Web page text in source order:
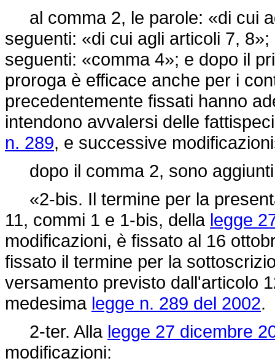
al comma 2, le parole: «di cui
seguenti: «di cui agli articoli 7,
seguenti: «comma 4»; e dopo il
proroga è efficace anche per i
precedentemente fissati hanno
intendono avvalersi delle
n. 289, e successive
dopo il comma 2, sono
«2-bis. Il termine per la
11, commi 1 e 1-bis, della legge
modificazioni, è fissato al 16
fissato il termine per la
versamento previsto dall'articolo
medesima legge n. 289 del 2002.
2-ter. Alla legge 27 dicembre
modificazioni: